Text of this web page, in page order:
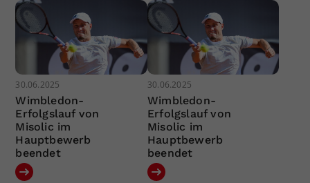
30.06.2025
Wimbledon-
Erfolgslauf von
Misolic im
Hauptbewerb
beendet
30.06.2025
Wimbledon-
Erfolgslauf von
Misolic im
Hauptbewerb
beendet